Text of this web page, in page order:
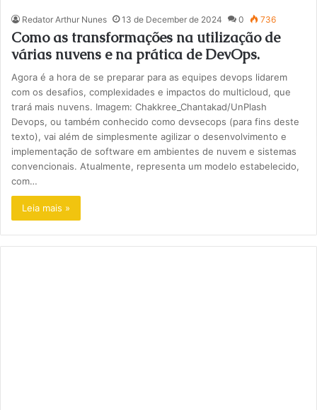
Redator Arthur Nunes 13 de December de 2024 0 736
Como as transformações na utilização de
várias nuvens e na prática de DevOps.
Agora é a hora de se preparar para as equipes devops lidarem
com os desafios, complexidades e impactos do multicloud, que
trará mais nuvens. Imagem: Chakkree_Chantakad/UnPlash
Devops, ou também conhecido como devsecops (para fins deste
texto), vai além de simplesmente agilizar o desenvolvimento e
implementação de software em ambientes de nuvem e sistemas
convencionais. Atualmente, representa um modelo estabelecido,
com…
Leia mais »